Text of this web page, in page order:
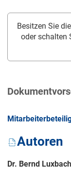
Besitzen Sie
oder schalten
Autoren
Dr. Bernd